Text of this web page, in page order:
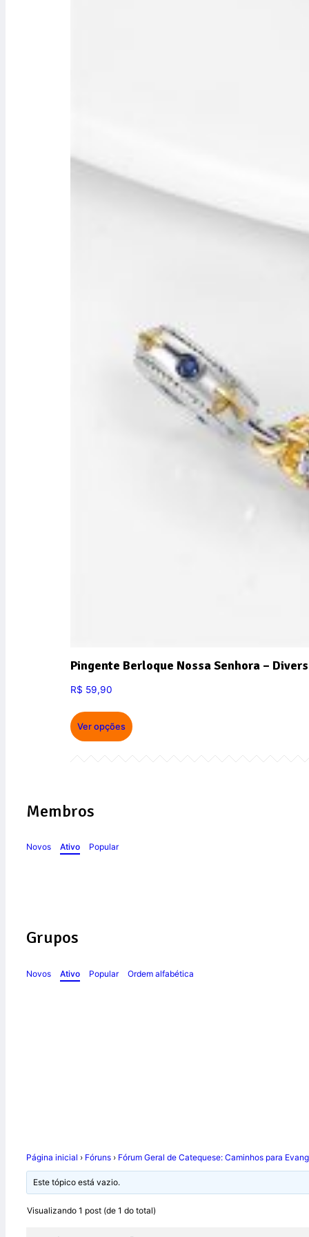
Pingente Berloque Nossa Senhora –
R$ 59,90
Ver opções
Membros
Novos Ativo Popular
Grupos
Novos Ativo Popular Ordem alfabética
Página inicial › Fóruns › Fórum Geral de Catequese: Caminhos para
Este tópico está vazio.
Visualizando 1 post (de 1 do total)